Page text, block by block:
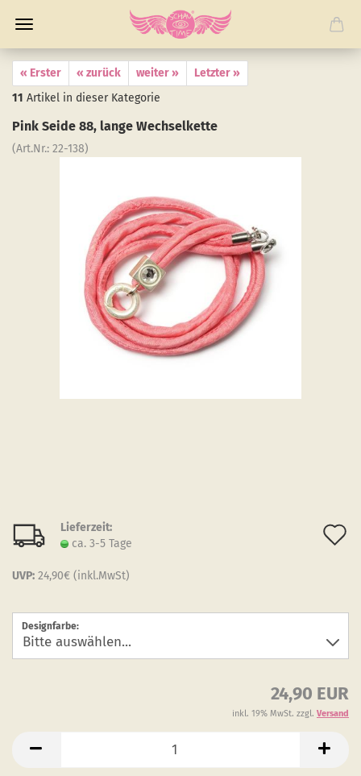
« Erster « zurück weiter »
Letzter »
11 Artikel in dieser Kategorie
Pink Seide 88, lange Wech­sel­ket­te
(Art.Nr.: 22-​138)
Lieferzeit:
ca. 3-5 Tage
UVP: 24,90€ (inkl.MwSt)
Designfarbe:
24,90 EUR
inkl. 19% MwSt. zzgl. Versand